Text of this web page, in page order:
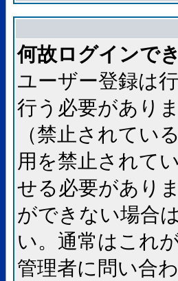
何故ログインで
ユーザー登録は
行う必要があり
（禁止されてい
用を禁止されて
せる必要があり
ができない場合
い。通常はこれ
管理者に問い合